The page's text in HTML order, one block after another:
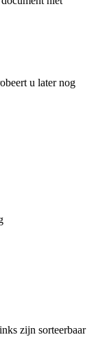
u later nog
zijn sorteerbaar